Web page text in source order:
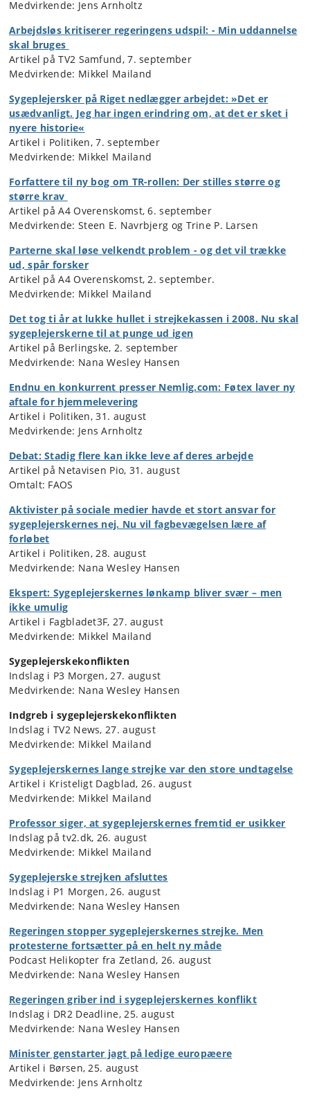
Medvirkende: Jens Arnholtz
Arbejdsløs kritiserer regeringens udspil: - Min uddannelse
skal bruges
Artikel på TV2 Samfund, 7. september
Medvirkende: Mikkel Mailand
Sygeplejersker på Riget nedlægger arbejdet: »Det er
usædvanligt. Jeg har ingen erindring om, at det er sket i
nyere historie«
Artikel i Politiken, 7. september
Medvirkende: Mikkel Mailand
Forfattere til ny bog om TR-rollen: Der stilles større og
større krav
Artikel på A4 Overenskomst, 6. september
Medvirkende: Steen E. Navrbjerg og Trine P. Larsen
Parterne skal løse velkendt problem - og det vil trække
ud, spår forsker
Artikel på A4 Overenskomst, 2. september.
Medvirkende: Mikkel Mailand
Det tog ti år at lukke hullet i strejkekassen i 2008. Nu skal
sygeplejerskerne til at punge ud igen
Artikel på Berlingske, 2. september
Medvirkende: Nana Wesley Hansen
Endnu en konkurrent presser Nemlig.com: Føtex laver ny
aftale for hjemmelevering
Artikel i Politiken, 31. august
Medvirkende: Jens Arnholtz
Debat: Stadig flere kan ikke leve af deres arbejde
Artikel på Netavisen Pio, 31. august
Omtalt: FAOS
Aktivister på sociale medier havde et stort ansvar for
sygeplejerskernes nej. Nu vil fagbevægelsen lære af
forløbet
Artikel i Politiken, 28. august
Medvirkende: Nana Wesley Hansen
Ekspert: Sygeplejerskernes lønkamp bliver svær – men
ikke umulig
Artikel i Fagbladet3F, 27. august
Medvirkende: Mikkel Mailand
Sygeplejerskekonflikten
Indslag i P3 Morgen, 27. august
Medvirkende: Nana Wesley Hansen
Indgreb i sygeplejerskekonflikten
Indslag i TV2 News, 27. august
Medvirkende: Mikkel Mailand
Sygeplejerskernes lange strejke var den store undtagelse
Artikel i Kristeligt Dagblad, 26. august
Medvirkende: Mikkel Mailand
Professor siger, at sygeplejerskernes fremtid er usikker
Indslag på tv2.dk, 26. august
Medvirkende: Mikkel Mailand
Sygeplejerske strejken afsluttes
Indslag i P1 Morgen, 26. august
Medvirkende: Nana Wesley Hansen
Regeringen stopper sygeplejerskernes strejke. Men
protesterne fortsætter på en helt ny måde
Podcast Helikopter fra Zetland, 26. august
Medvirkende: Nana Wesley Hansen
Regeringen griber ind i sygeplejerskernes konflikt
Indslag i DR2 Deadline, 25. august
Medvirkende: Nana Wesley Hansen
Minister genstarter jagt på ledige europæere
Artikel i Børsen, 25. august
Medvirkende: Jens Arnholtz